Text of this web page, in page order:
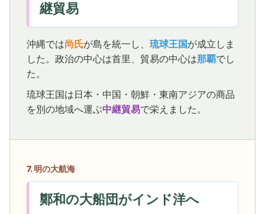
継貿易
沖縄では尚氏が島を統一し、 琉球王国が成立しま
した。政治の中心は首里、貿易の中心は那覇でし
た。
琉球王国は日本・中国・朝鮮・東南アジアの商品
を別の地域へ運ぶ中継貿易で栄えました。
7. 明の大航海
鄭和の大船団がインド洋へ